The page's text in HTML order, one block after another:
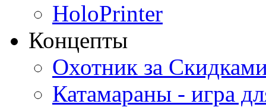
HoloPrinter
Концепты
Охотник за
Катамараны - игра